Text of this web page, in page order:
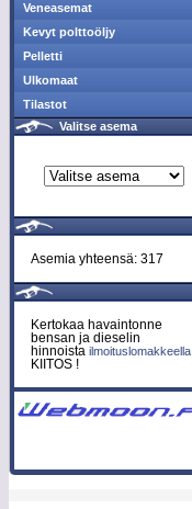
Veneasemat
Kevyt polttoöljy
Pelletti
Ulkomaat
Tilastot
Valitse asema
Asemia yhteensä: 317
Kertokaa havaintonne
bensan ja dieselin
hinnoista ilmoituslomakkeella
KIITOS !